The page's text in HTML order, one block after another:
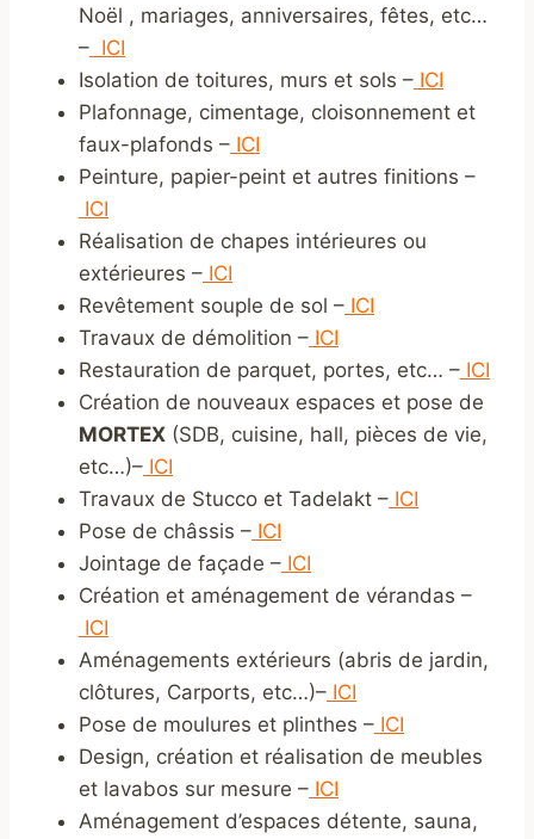
Noël , mariages, anniversaires, fêtes, etc…
– ICI
Isolation de toitures, murs et sols – ICI
Plafonnage, cimentage, cloisonnement et
faux-plafonds – ICI
Peinture, papier-peint et autres finitions –
ICI
Réalisation de chapes intérieures ou
extérieures – ICI
Revêtement souple de sol – ICI
Travaux de démolition – ICI
Restauration de parquet, portes, etc… – ICI
Création de nouveaux espaces et pose de
MORTEX (SDB, cuisine, hall, pièces de vie,
etc…)– ICI
Travaux de Stucco et Tadelakt – ICI
Pose de châssis – ICI
Jointage de façade – ICI
Création et aménagement de vérandas –
ICI
Aménagements extérieurs (abris de jardin,
clôtures, Carports, etc…)– ICI
Pose de moulures et plinthes – ICI
Design, création et réalisation de meubles
et lavabos sur mesure – ICI
Aménagement d’espaces détente, sauna,